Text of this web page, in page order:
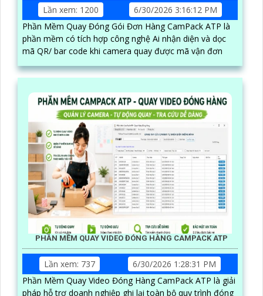
Lần xem: 1200
6/30/2026 3:16:12 PM
Phần Mềm Quay Đóng Gói Đơn Hàng CamPack ATP là
phần mềm có tích hợp công nghệ Ai nhận diện và dọc
mã QR/ bar code khi camera quay được mã vận đơn
PHẦN MỀM QUAY VIDEO ĐÓNG HÀNG CAMPACK ATP
Lần xem: 737
6/30/2026 1:28:31 PM
Phần Mềm Quay Video Đóng Hàng CamPack ATP là giải
pháp hỗ trợ doanh nghiệp ghi lại toàn bộ quy trình đóng